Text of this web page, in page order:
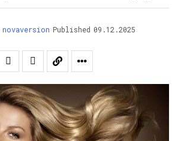
novaversion Published 09.12.2025